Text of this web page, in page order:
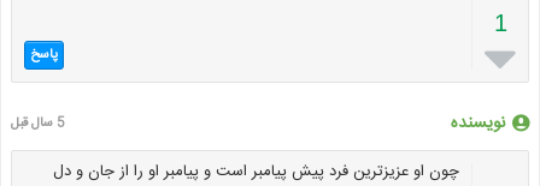
1
 پاسخ
نویسنده 5 سال قبل
چون او عزیزترین فرد پیش پیامبر است و پیامبر او را از جان و دل